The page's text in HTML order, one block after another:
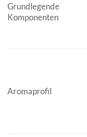
Grundlegende
Komponenten
Aromaprofil